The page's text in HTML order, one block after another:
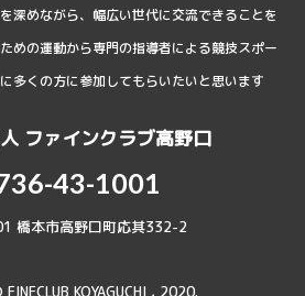
深めながら、幅広い世代に交流できることを
めの運動から専門の指導者による競技スポー
多くの方に参加してもらいたいと思います
ファインクラブ高野口
43-1001
橋本市高野口町応其332-2
KOYAGUCHI , 2020.